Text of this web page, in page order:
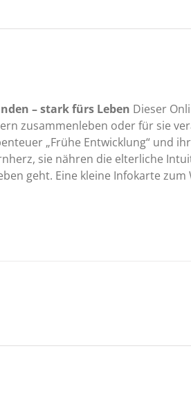
– stark fürs Leben Dieser
zusammenleben oder für sie
„Frühe Entwicklung“ und
sie nähren die elterliche
geht. Eine kleine Infokarte